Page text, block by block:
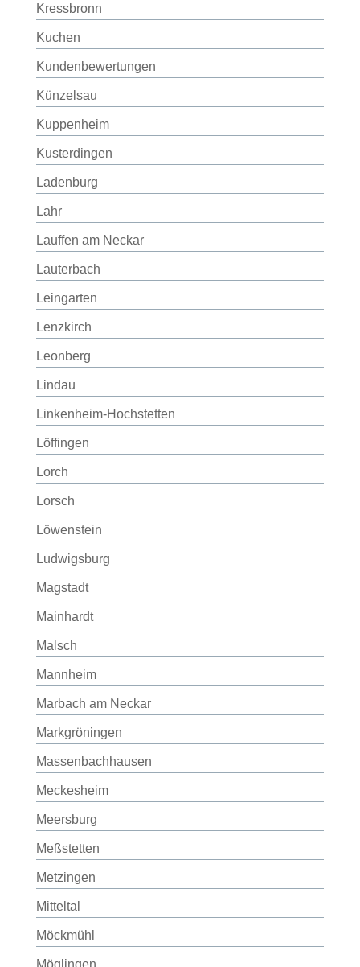
Kressbronn
Kuchen
Kundenbewertungen
Künzelsau
Kuppenheim
Kusterdingen
Ladenburg
Lahr
Lauffen am Neckar
Lauterbach
Leingarten
Lenzkirch
Leonberg
Lindau
Linkenheim-Hochstetten
Löffingen
Lorch
Lorsch
Löwenstein
Ludwigsburg
Magstadt
Mainhardt
Malsch
Mannheim
Marbach am Neckar
Markgröningen
Massenbachhausen
Meckesheim
Meersburg
Meßstetten
Metzingen
Mitteltal
Möckmühl
Möglingen